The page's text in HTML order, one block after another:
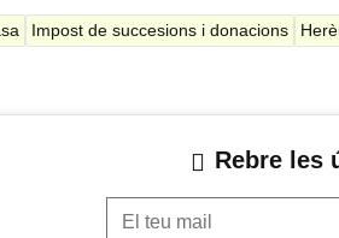
Impost de succesions i donacions
Rebre les
El teu mail